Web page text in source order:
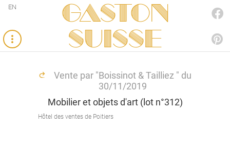
Gaston
SUISSE
EN
Vente par "Boissinot & Tailliez " du
30/11/2019
Mobilier et objets d'art (lot n°312)
Hôtel des ventes de Poitiers